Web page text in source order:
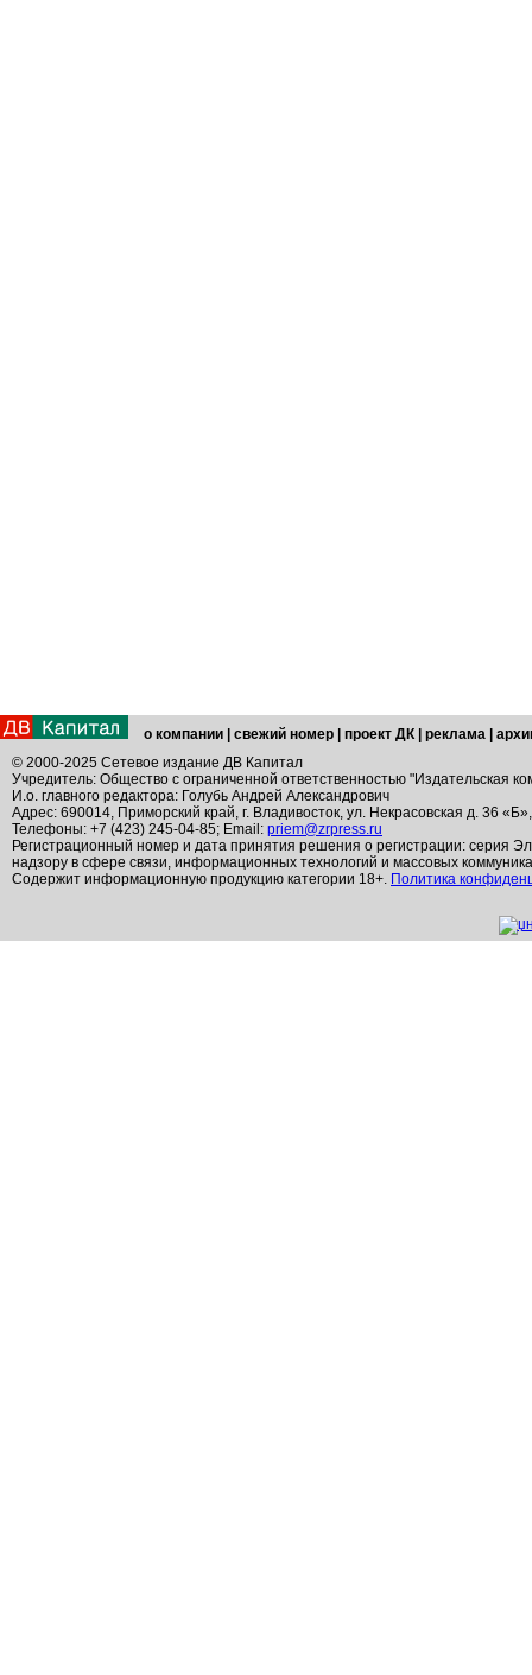
о компании свежий номер проект ДК реклама
© 2000-2025 Сетевое издание ДВ Капитал
Учредитель: Общество с ограниченной ответственностью "Издательская
И.о. главного редактора: Голубь Андрей Александрович
Адрес: 690014, Приморский край, г. Владивосток, ул. Некрасовская д. 36
Телефоны: +7 (423) 245-04-85; Email: priem@zrpress.ru
Регистрационный номер и дата принятия решения о регистрации: серия
надзору в сфере связи, информационных технологий и массовых
Содержит информационную продукцию категории 18+. Политика